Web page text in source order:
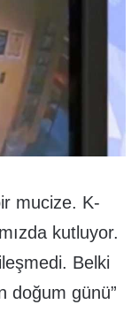
mucize. K-
kutluyor.
Belki
doğum günü”